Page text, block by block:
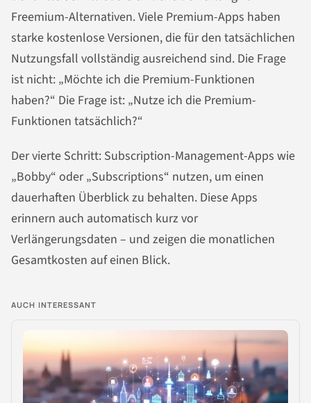
Freemium-Alternativen. Viele Premium-Apps haben
starke kostenlose Versionen, die für den tatsächlichen
Nutzungsfall vollständig ausreichend sind. Die Frage
ist nicht: „Möchte ich die Premium-Funktionen
haben?“ Die Frage ist: „Nutze ich die Premium-
Funktionen tatsächlich?“
Der vierte Schritt: Subscription-Management-Apps wie
„Bobby“ oder „Subscriptions“ nutzen, um einen
dauerhaften Überblick zu behalten. Diese Apps
erinnern auch automatisch kurz vor
Verlängerungsdaten – und zeigen die monatlichen
Gesamtkosten auf einen Blick.
AUCH INTERESSANT